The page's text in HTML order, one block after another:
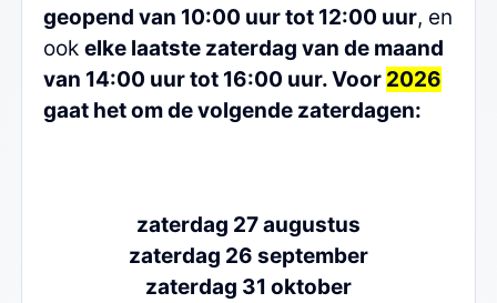
geopend van 10:00 uur tot 12:00 uur, en
ook elke laatste zaterdag van de maand
van 14:00 uur tot 16:00 uur. Voor 2026
gaat het om de volgende zaterdagen:
zaterdag 27 augustus
zaterdag 26 september
zaterdag 31 oktober